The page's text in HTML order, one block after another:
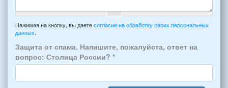
отъезда
из
Феодосии:
*
-
например:
6
человек:
4
взрослых
Примечание
Нажимая на кнопку, вы даете согласие на обработку своих персональных
данных
Защита от спама. Напишите, пожалуйста, ответ на
вопрос: Столица России? *